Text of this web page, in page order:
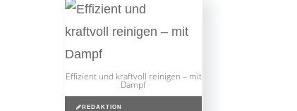
Effizient und kraftvoll reinigen – mit
Dampf
REDAKTION